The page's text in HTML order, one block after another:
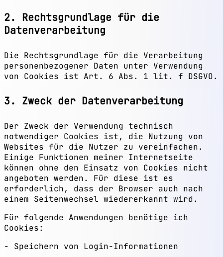
2. Rechtsgrundlage für die
Datenverarbeitung
Die Rechtsgrundlage für die Verarbeitung
personenbezogener Daten unter Verwendung
von Cookies ist Art. 6 Abs. 1 lit. f DSGVO.
3. Zweck der Datenverarbeitung
Der Zweck der Verwendung technisch
notwendiger Cookies ist, die Nutzung von
Websites für die Nutzer zu vereinfachen.
Einige Funktionen meiner Internetseite
können ohne den Einsatz von Cookies nicht
angeboten werden. Für diese ist es
erforderlich, dass der Browser auch nach
einem Seitenwechsel wiedererkannt wird.
Für folgende Anwendungen benötige ich
Cookies:
Speichern von Login-Informationen